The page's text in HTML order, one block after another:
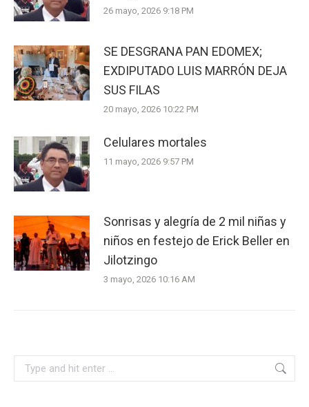
26 mayo, 2026 9:18 PM
SE DESGRANA PAN EDOMEX;
EXDIPUTADO LUIS MARRÓN DEJA
SUS FILAS
20 mayo, 2026 10:22 PM
Celulares mortales
11 mayo, 2026 9:57 PM
Sonrisas y alegría de 2 mil niñas y
niños en festejo de Erick Beller en
Jilotzingo
3 mayo, 2026 10:16 AM